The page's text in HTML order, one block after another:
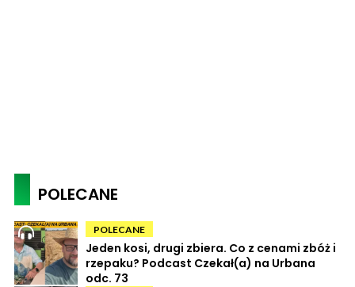
POLECANE
POLECANE
Jeden kosi, drugi zbiera. Co z cenami zbóż i
rzepaku? Podcast Czekał(a) na Urbana
odc. 73